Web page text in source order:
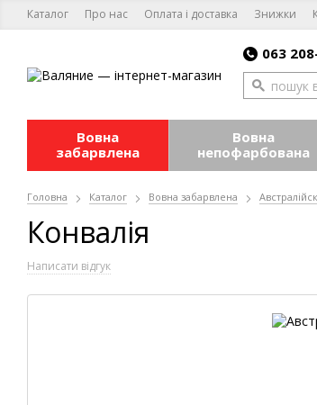
Каталог Про нас Оплата і доставка Знижки
063
Вовна
забарвлена
Вовна
непофарбована
Головна Каталог Вовна забарвлена
Конвалія
Написати відгук